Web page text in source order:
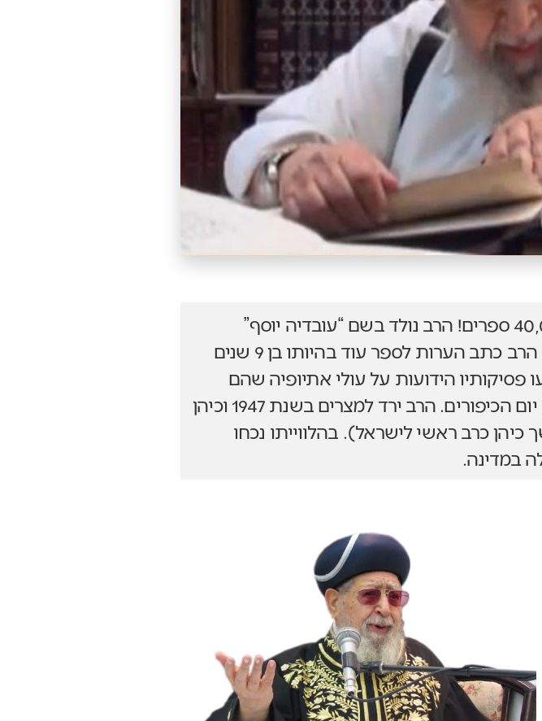
הידעת? בספרייתו של הרב עובדיה זצ”ל יש כ-40,000 ספרים! הרב נולד בשם “עובדיה יוסף”
וכשעלה ארצה הפך את שמו השני לשם משפחתו. הרב כתב הערות לספר עוד בהיותו בן 9 שנים
פסיקותיו הידועות על עולי אתיופיה שהם
יהודים לכל דבר, והתרת הנשים העגונות ממלחמת יום הכיפורים. הרב ירד למצרים בשנת 1947 וכיהן
כרב ראשי לישראל). בהלווייתו נכחו